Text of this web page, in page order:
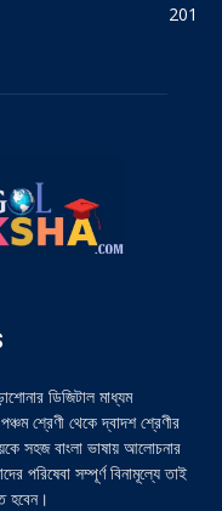
201
ডিজিটাল মাধ্যম
শ্রেণী থেকে দ্বাদশ শ্রেণীর
সহজ বাংলা ভাষায় আলোচনার
পরিষেবা সম্পূর্ণ বিনামূল্যে তাই
হবেন।